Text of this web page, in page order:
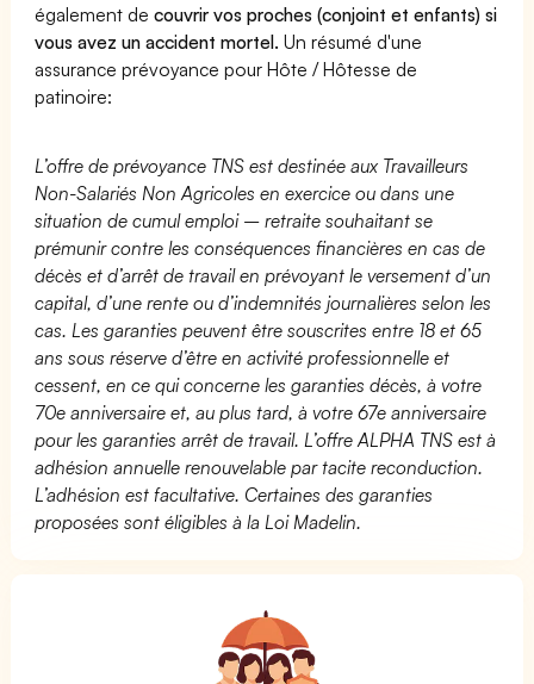
également decouvrir vos proches (conjoint et enfants) si
vous avez un accident mortel. Un résumé d'une
assurance prévoyance pour Hôte / Hôtesse de
patinoire:
L’offre de prévoyance TNS est destinée aux Travailleurs
Non-Salariés Non Agricoles en exercice ou dans une
situation de cumul emploi – retraite souhaitant se
prémunir contre les conséquences financières en cas de
décès et d’arrêt de travail en prévoyant le versement d’un
capital, d’une rente ou d’indemnités journalières selon les
cas. Les garanties peuvent être souscrites entre 18 et 65
ans sous réserve d’être en activité professionnelle et
cessent, en ce qui concerne les garanties décès, à votre
70e anniversaire et, au plus tard, à votre 67e anniversaire
pour les garanties arrêt de travail. L’offre ALPHA TNS est à
adhésion annuelle renouvelable par tacite reconduction.
L’adhésion est facultative. Certaines des garanties
proposées sont éligibles à la Loi Madelin.